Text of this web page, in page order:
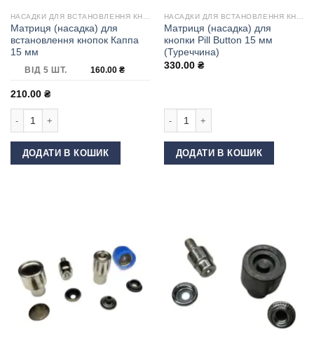
Матриця (насадка) для
встановлення кнопок Каппа
15 мм
ВІД 5 ШТ. 160.00 ₴
210.00 ₴
ДОДАТИ В КОШИК
Матриця (насадка) для
кнопки Pill Button 15 мм
(Туреччина)
330.00 ₴
ДОДАТИ В КОШИК